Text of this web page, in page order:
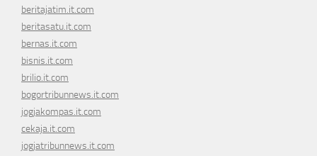
beritajatim.it.com
beritasatu.it.com
bernas.it.com
bisnis.it.com
brilio.it.com
bogortribunnews.it.com
jogjakompas.it.com
cekaja.it.com
jogjatribunnews.it.com